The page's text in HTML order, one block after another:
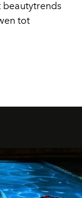
beautytrends
tot